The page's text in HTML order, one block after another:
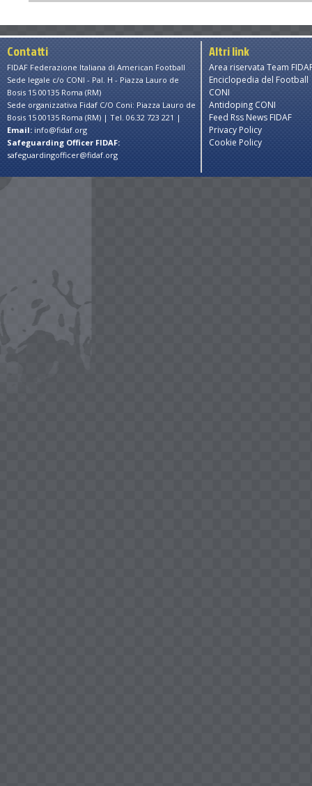
Contatti
FIDAF Federazione Italiana di American Football
Sede legale c/o CONI - Pal. H - Piazza Lauro de
Bosis 15 00135 Roma (RM)
Sede organizzativa Fidaf C/O Coni: Piazza Lauro de
Bosis 15 00135 Roma (RM) | Tel. 06.32 723 221 |
Email: info@fidaf.org
Safeguarding Officer FIDAF:
safeguardingofficer@fidaf.org
Altri link
Area riservata Team
Enciclopedia del Football
CONI
Antidoping CONI
Feed Rss News FIDAF
Privacy Policy
Cookie Policy